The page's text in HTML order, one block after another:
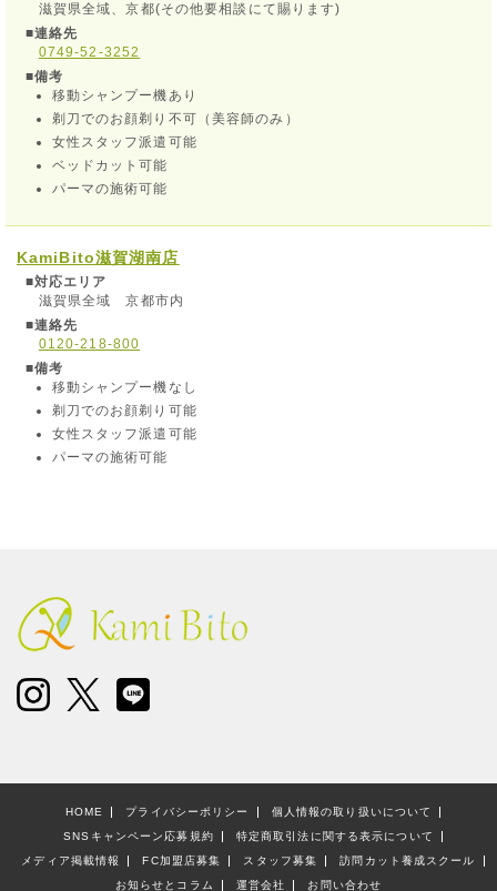
滋賀県全域、京都(その他要相談にて賜ります)
■連絡先
0749-52-3252
■備考
移動シャンプー機あり
剃刀でのお顔剃り不可（美容師のみ）
女性スタッフ派遣可能
ベッドカット可能
パーマの施術可能
KamiBito滋賀湖南店
■対応エリア
滋賀県全域 京都市内
■連絡先
0120-218-800
■備考
移動シャンプー機なし
剃刀でのお顔剃り可能
女性スタッフ派遣可能
パーマの施術可能
HOME プライバシーポリシー
個人情報の取り扱いについて
SNSキャンペーン応募規約
特定商取引法に関する表示について
メディア掲載情報
FC加盟店募集 スタッフ募集
訪問カット養成スクール
お知らせとコラム
運営会社 お問い合わせ